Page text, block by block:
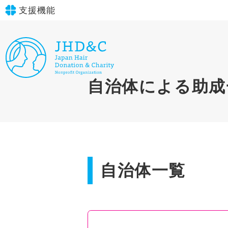
支援機能
文字サイズ 標準
青 黄 黒
in simple English
English Guide自治体による助
自治体一覧